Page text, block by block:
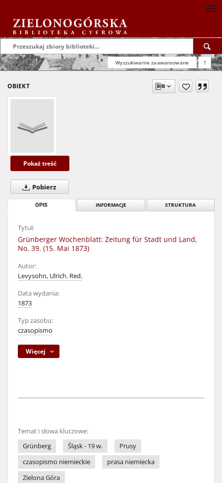
Wyszukiwanie zaawansowane ?
OBIEKT
Pokaż treść
Pobierz
OPIS INFORMACJE STRUKTURA
Tytuł:
Grünberger Wochenblatt: Zeitung für Stadt und Land,
No. 39. (15. Mai 1873)
Autor:
Levysohn, Ulrich. Red.
Data wydania:
1873
Typ zasobu:
czasopismo
Więcej
Temat i słowa kluczowe:
Grünberg
Śląsk - 19 w.
Prusy
czasopismo niemieckie
prasa niemiecka
Zielona Góra